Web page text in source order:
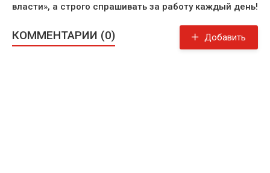
власти», а строго спрашивать за работу каждый день!
КОММЕНТАРИИ (0) Добавить